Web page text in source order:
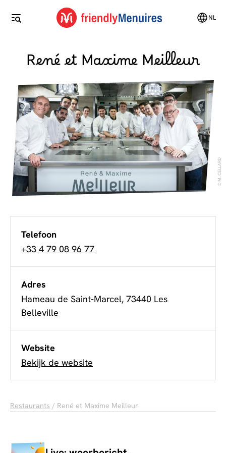
NL
René et Maxime Meilleur
M. CELLARD
Telefoon
+33 4 79 08 96 77
Adres
Hameau de Saint-Marcel, 73440 Les
Belleville
Website
Bekijk de website
Restaurants / René et Maxime Meilleur